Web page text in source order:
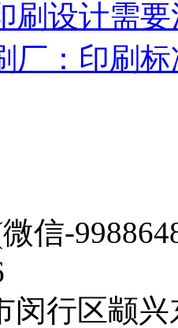
刷设计需
厂：印刷
信-
闵行区颛